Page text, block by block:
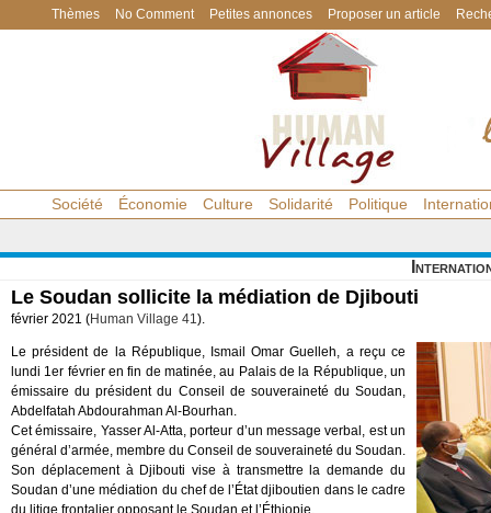
Thèmes No Comment Petites annonces Proposer un article
Société Économie Culture Solidarité Politique
Le Soudan sollicite la médiation de Djibouti
février 2021 (Human Village 41).
Le président de la République, Ismail Omar Guelleh, a reçu ce
lundi 1er février en fin de matinée, au Palais de la République, un
émissaire du président du Conseil de souveraineté du Soudan,
Abdelfatah Abdourahman Al-Bourhan.
Cet émissaire, Yasser Al-Atta, porteur d’un message verbal, est un
général d’armée, membre du Conseil de souveraineté du Soudan.
Son déplacement à Djibouti vise à transmettre la demande du
Soudan d’une médiation du chef de l’État djiboutien dans le cadre
du litige frontalier opposant le Soudan et l’Éthiopie.